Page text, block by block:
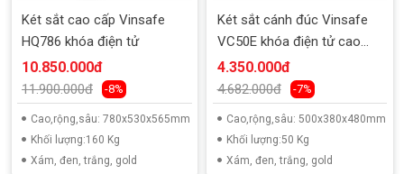
Két sắt cao cấp Vinsafe
HQ786 khóa điện tử
10.850.000đ
11.900.000đ -8%
Cao,rộng,sâu: 780x530x565mm
Khối lượng:160 Kg
Xám, đen, trắng, gold
Két sắt cánh đúc Vinsafe
VC50E khóa điện tử cao
cấp
4.350.000đ
4.682.000đ -7%
Cao,rộng,sâu: 500x380x480mm
Khối lượng:50 Kg
Xám, đen, trắng, gold